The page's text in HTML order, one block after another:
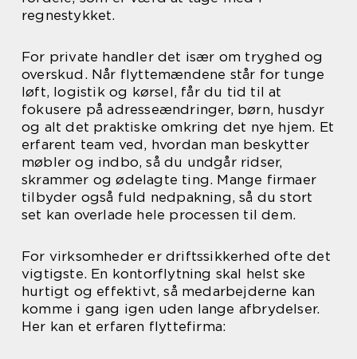
regnestykket.
For private handler det især om tryghed og
overskud. Når flyttemændene står for tunge
løft, logistik og kørsel, får du tid til at
fokusere på adresseændringer, børn, husdyr
og alt det praktiske omkring det nye hjem. Et
erfarent team ved, hvordan man beskytter
møbler og indbo, så du undgår ridser,
skrammer og ødelagte ting. Mange firmaer
tilbyder også fuld nedpakning, så du stort
set kan overlade hele processen til dem.
For virksomheder er driftssikkerhed ofte det
vigtigste. En kontorflytning skal helst ske
hurtigt og effektivt, så medarbejderne kan
komme i gang igen uden lange afbrydelser.
Her kan et erfaren flyttefirma: